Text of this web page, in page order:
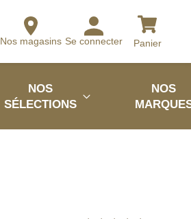
Nos magasins Se connecter Panier
NOS
SÉLECTIONS
NOS